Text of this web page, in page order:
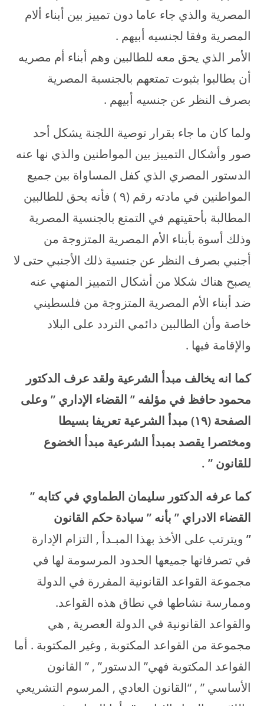
المصرية والذي جاء عاما دون تمييز بين أبناء ألام
المصرية وفقا لجنسيه أبيهم .
الأمر الذي يحق معه للطالبين وهم أبناء أم مصريه
أن يطالبوا بثبوت تمتعهم بالجنسية المصرية
بصرف النظر عن جنسيه أبيهم .
ولما كان ما جاء بقرار توصية اللجنة يشكل أحد
صور وأشكال التمييز بين المواطنين والذي نها عنه
الدستور المصري الذي كفل المساواة بين جميع
المواطنين في مادته رقم (۹ ) فأنه يحق للطالبين
المطالبة بأحقيتهم في التمتع بالجنسية المصرية
وذلك أسوة بأبناء الأم المصرية المتزوجة من
أجنبي بصرف النظر عن جنسية ذلك الأجنبي حتى لا
يصبح هناك شكلا من أشكال التمييز المنهي عنه
ضد أبناء الأم المصرية المتزوجة من فلسطيني
خاصة وأن الطالبين دائمي التردد على البلاد
والإقامة فيها .
كما انه يخالف مبدأ الشرعية ولقد عرف الدكتور
محمود حافظ في مؤلفه ” القضاء الإداري ” وعلى
الصفحة (۱۹) مبدأ الشرعية تعريفا بسيطا
ومختصرا يقصد بمبدأ الشرعية مبدأ الخضوع
للقانون ” .
كما عرفه الدكتور سليمان الطماوي في كتابه ”
القضاء الادراي ” بأنه ” سيادة حكم القانون
” ويترتب على الأخذ بهذا المبـدأ , التزام الإدارة
في تصرفاتها جميعها الحدود المرسومة لها في
مجموعة القواعد القانونية المقررة في الدولة
وممارسة نشاطها في نطاق هذه القواعد.
والقواعد القانونية في الدولة العصرية , هي
مجموعة من القواعد المكتوبة , وغير المكتوبة . أما
القواعد المكتوبة فهي” الدستور” , ” القانون
الأساسي ” , “القانون العادي , المرسوم التشريعي